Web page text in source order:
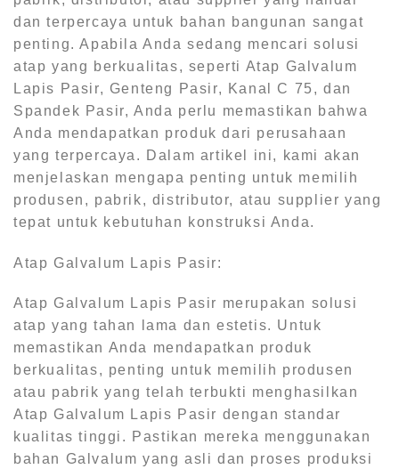
dan terpercaya untuk bahan bangunan sangat
penting. Apabila Anda sedang mencari solusi
atap yang berkualitas, seperti Atap Galvalum
Lapis Pasir, Genteng Pasir, Kanal C 75, dan
Spandek Pasir, Anda perlu memastikan bahwa
Anda mendapatkan produk dari perusahaan
yang terpercaya. Dalam artikel ini, kami akan
menjelaskan mengapa penting untuk memilih
produsen, pabrik, distributor, atau supplier yang
tepat untuk kebutuhan konstruksi Anda.
Atap Galvalum Lapis Pasir:
Atap Galvalum Lapis Pasir merupakan solusi
atap yang tahan lama dan estetis. Untuk
memastikan Anda mendapatkan produk
berkualitas, penting untuk memilih produsen
atau pabrik yang telah terbukti menghasilkan
Atap Galvalum Lapis Pasir dengan standar
kualitas tinggi. Pastikan mereka menggunakan
bahan Galvalum yang asli dan proses produksi